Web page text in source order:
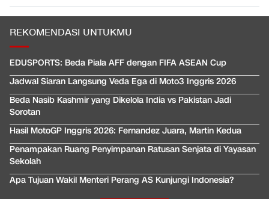
REKOMENDASI UNTUKMU
EDUSPORTS: Beda Piala AFF dengan FIFA ASEAN Cup
Jadwal Siaran Langsung Veda Ega di Moto3 Inggris 2026
Beda Nasib Kashmir yang Dikelola India vs Pakistan Jadi
Sorotan
Hasil MotoGP Inggris 2026: Fernandez Juara, Martin Kedua
Penampakan Ruang Penyimpanan Ratusan Senjata di Yayasan
Sekolah
Apa Tujuan Wakil Menteri Perang AS Kunjungi Indonesia?